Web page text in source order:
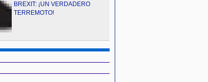
BREXIT: ¡UN VERDADERO
TERREMOTO!